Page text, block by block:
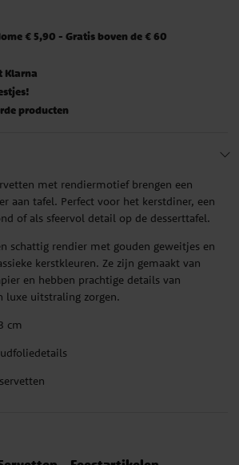
€ 5,90 - Gratis boven de € 60
Klarna
producten
met rendiermotief brengen een
aan tafel. Perfect voor het kerstdiner, een
of als sfeervol detail op de desserttafel.
schattig rendier met gouden geweitjes en
kerstkleuren. Ze zijn gemaakt van
en hebben prachtige details van
luxe uitstraling zorgen.
cm